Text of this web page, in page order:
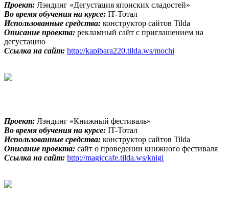
Проект: Лэндинг «Дегустация японских сладостей»
Во время обучения на курсе: IT-Тотал
Использованные средства: конструктор сайтов Tilda
Описание проекта: рекламный сайт с приглашением на
дегустацию
Ссылка на сайт: http://kapibara220.tilda.ws/mochi
Проект: Лэндинг «Книжный фестиваль»
Во время обучения на курсе: IT-Тотал
Использованные средства: конструктор сайтов Tilda
Описание проекта: сайт о проведении книжного фестиваля
Ссылка на сайт: http://magiccafe.tilda.ws/knigi